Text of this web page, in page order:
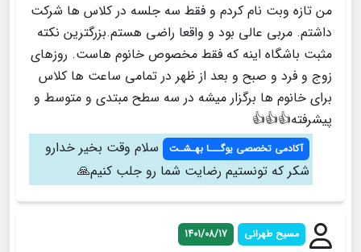
من تازه وبت نام کردم و فقط سه جلسه در کلاس ها شرکت
داشتم. مربی عالی بود و واقعا راضی هستم.بزرگترین نکته
مثبت باشگاه اینه که فقط مخصوص خانوم هاست. روزهای
زوج و فرد و صبح و بعد از ظهر در تمامی ساعت ها کلاس
برای خانوم ها برگزار میشه در سه سطح مبتدی و متوسط و
پیشرفته👍👍👍
آکادمی تخصصی یوگـــا بهـشـت
سلام وقت بخير خدارو
شكر كه تونستيم رضايت شما رو جلب كنيم🙏
مسیح طهرانی 1401/08/17